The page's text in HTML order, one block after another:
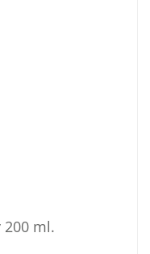
200 ml.